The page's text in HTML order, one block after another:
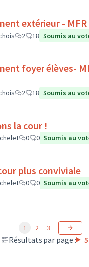
extérieur -
2 18 Soumis au
foyer élèves-
2 18 Soumis au
la cour !
0 0 Soumis au
plus conviviale
0 0 Soumis au
Résultats par page :
1 2 3